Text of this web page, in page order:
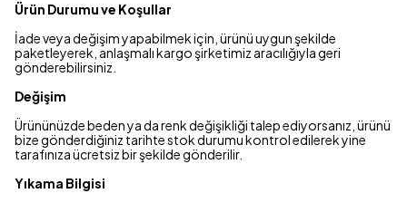
Ürün Durumu ve Koşullar
İade veya değişim yapabilmek için, ürünü uygun şekilde
paketleyerek, anlaşmalı kargo şirketimiz aracılığıyla geri
gönderebilirsiniz.
Değişim
Ürününüzde beden ya da renk değişikliği talep ediyorsanız, ürünü
bize gönderdiğiniz tarihte stok durumu kontrol edilerek yine
tarafınıza ücretsiz bir şekilde gönderilir.
Yıkama Bilgisi